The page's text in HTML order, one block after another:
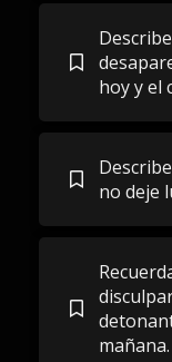
hoy y el
no deje
mañana.